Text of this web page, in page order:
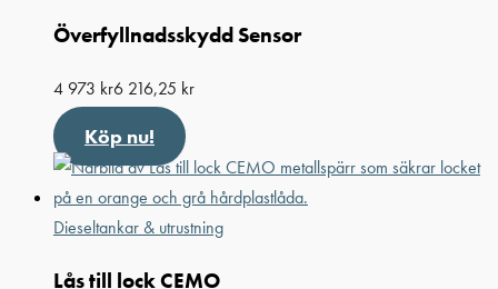
Överfyllnadsskydd Sensor
4 973 kr6 216,25 kr
Köp nu!
Dieseltankar & utrustning
Lås till lock CEMO